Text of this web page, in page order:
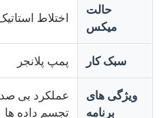
دستگاه قالب دهی تزریقی Lsr
ماشین تزریق سیلیکون
سیستم دوز LSR
حالت
میکس
اختلاط
سبک کار پمپ پلانجر
ویژگی های
برنامه
عملکرد بی
تجسم داده ها